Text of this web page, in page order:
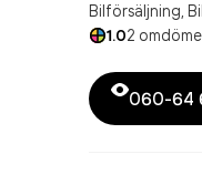
Bilförsäljning
1.02
060-64